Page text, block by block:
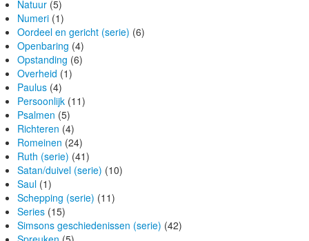
Natuur (5)
Numeri (1)
Oordeel en gericht (serie) (6)
Openbaring (4)
Opstanding (6)
Overheid (1)
Paulus (4)
Persoonlijk (11)
Psalmen (5)
Richteren (4)
Romeinen (24)
Ruth (serie) (41)
Satan/duivel (serie) (10)
Saul (1)
Schepping (serie) (11)
Series (15)
Simsons geschiedenissen (serie) (42)